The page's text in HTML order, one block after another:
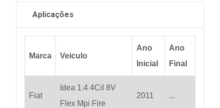
Aplicações
Marca Veiculo
Ano
Inicial
Ano
Final
Fiat
Idea 1.4 4Cil 8V
Flex Mpi Fire
2011 ...